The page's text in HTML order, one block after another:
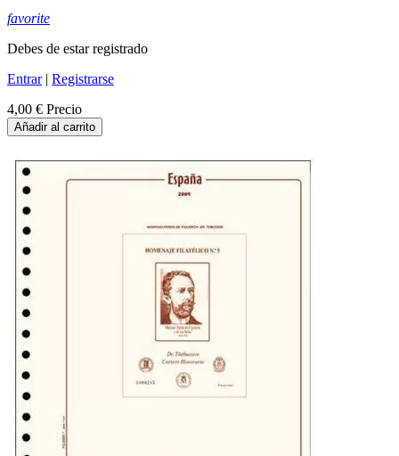
favorite
Debes de estar registrado
Entrar| Registrarse
4,00 € Precio
Añadir al carrito